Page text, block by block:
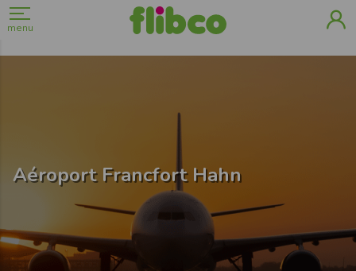
menu
Aéroport Francfort Hahn